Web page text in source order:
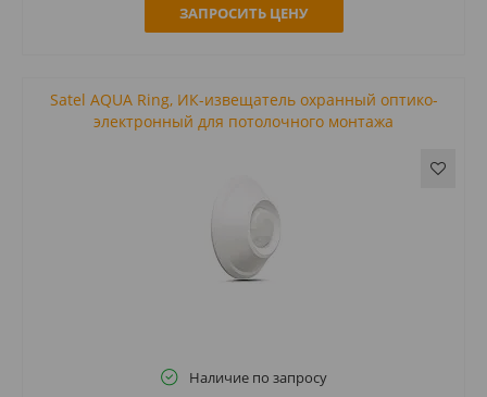
ЗАПРОСИТЬ ЦЕНУ
Satel AQUA Ring, ИК-извещатель охранный оптико-
электронный для потолочного монтажа
Наличие по запросу